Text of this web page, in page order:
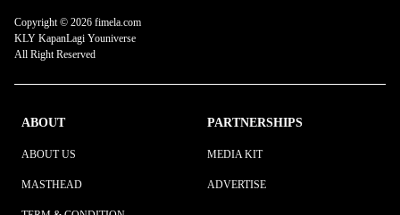
Copyright © 2026 fimela.com
KLY KapanLagi Youniverse
All Right Reserved
ABOUT
ABOUT US
MASTHEAD
PARTNERSHIPS
MEDIA KIT
ADVERTISE